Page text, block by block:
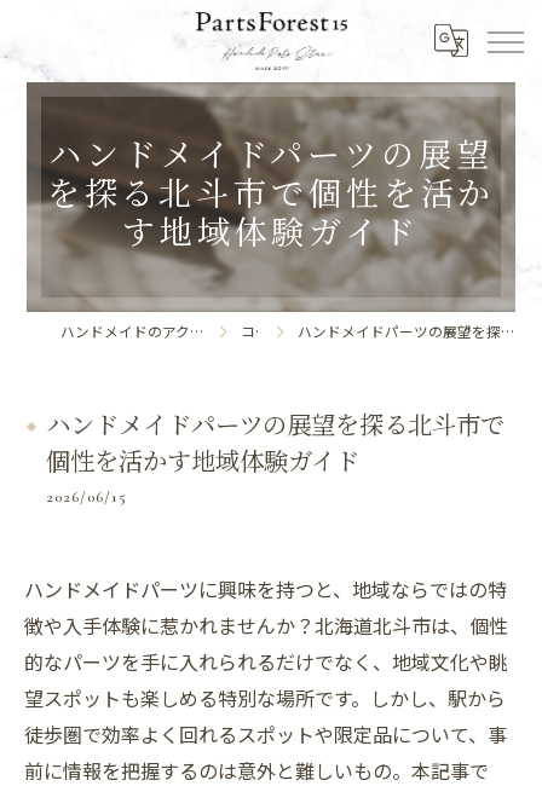
ハンドメイドパーツの展望
を探る北斗市で個性を活か
す地域体験ガイド
ハンドメイドのアクセサリーならPartsForest15 コラム ハンドメイドパーツの展望を探る北斗市で個性を活かす地域体験ガイド
ハンドメイドパーツの展望を探る北斗市で
個性を活かす地域体験ガイド
2026/06/15
ハンドメイドパーツに興味を持つと、地域ならではの特
徴や入手体験に惹かれませんか？北海道北斗市は、個性
的なパーツを手に入れられるだけでなく、地域文化や眺
望スポットも楽しめる特別な場所です。しかし、駅から
徒歩圏で効率よく回れるスポットや限定品について、事
前に情報を把握するのは意外と難しいもの。本記事で